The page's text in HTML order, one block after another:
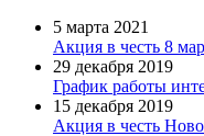
5 марта 2021
Акция в честь 8
29 декабря 2019
График работы
15 декабря 2019
Акция в честь